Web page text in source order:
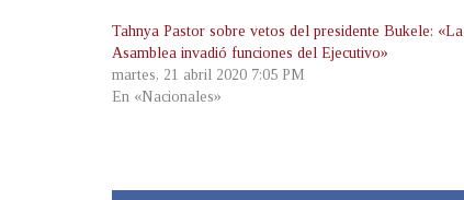
Tahnya Pastor sobre vetos del presidente Bukele: «La
Asamblea invadió funciones del Ejecutivo»
martes, 21 abril 2020 7:05 PM
En «Nacionales»